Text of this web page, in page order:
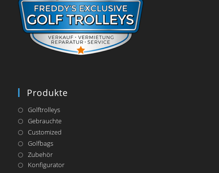
Produkte
Golftrolleys
Gebrauchte
Customized
Golfbags
Zubehör
KonfiguratorOpens